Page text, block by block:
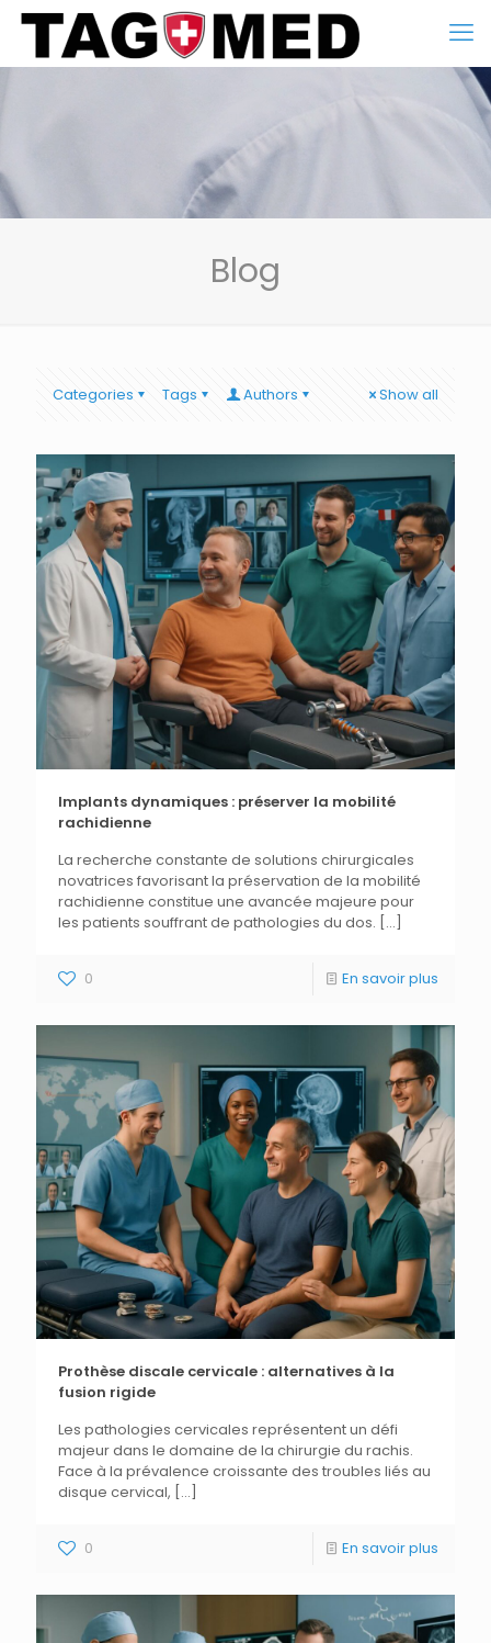
Blog
Categories Tags Authors Show all
Implants dynamiques : préserver la mobilité
rachidienne
La recherche constante de solutions chirurgicales
novatrices favorisant la préservation de la mobilité
rachidienne constitue une avancée majeure pour
les patients souffrant de pathologies du dos. […]
0 En savoir plus
Prothèse discale cervicale : alternatives à la
fusion rigide
Les pathologies cervicales représentent un défi
majeur dans le domaine de la chirurgie du rachis.
Face à la prévalence croissante des troubles liés au
disque cervical, […]
0 En savoir plus